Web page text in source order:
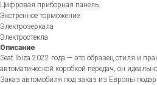
Цифровая приборная панель
Экстренное торможение
Электрозеркала
Электростекла
Описание
Seat Ibiza 2022 года — это образец стиля и
автоматической коробкой передач, он
Заказ автомобиля под заказ из Европы